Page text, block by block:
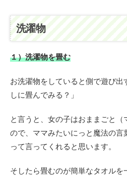
洗濯物
１）洗濯物を畳む
お洗濯物をしていると側で遊び出
しに畳んでみる？」
と言うと、女の子はおままごと
ので、ママみたいにっと魔法の言
って言ってくれると思います。
そしたら畳むのが簡単なタオルを